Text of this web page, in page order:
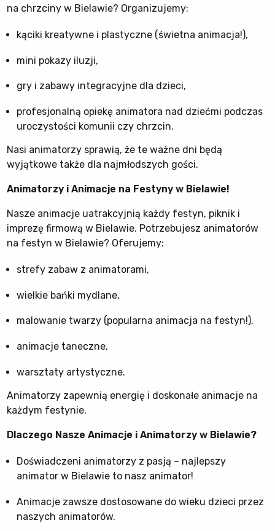
na chrzciny w Bielawie? Organizujemy:
kąciki kreatywne i plastyczne (świetna animacja!),
mini pokazy iluzji,
gry i zabawy integracyjne dla dzieci,
profesjonalną opiekę animatora nad dziećmi podczas
uroczystości komunii czy chrzcin.
Nasi animatorzy sprawią, że te ważne dni będą
wyjątkowe także dla najmłodszych gości.
Animatorzy i Animacje na Festyny w Bielawie!
Nasze animacje uatrakcyjnią każdy festyn, piknik i
imprezę firmową w Bielawie. Potrzebujesz animatorów
na festyn w Bielawie? Oferujemy:
strefy zabaw z animatorami,
wielkie bańki mydlane,
malowanie twarzy (popularna animacja na festyn!),
animacje taneczne,
warsztaty artystyczne.
Animatorzy zapewnią energię i doskonałe animacje na
każdym festynie.
Dlaczego Nasze Animacje i Animatorzy w Bielawie?
Doświadczeni animatorzy z pasją – najlepszy
animator w Bielawie to nasz animator!
Animacje zawsze dostosowane do wieku dzieci przez
naszych animatorów.